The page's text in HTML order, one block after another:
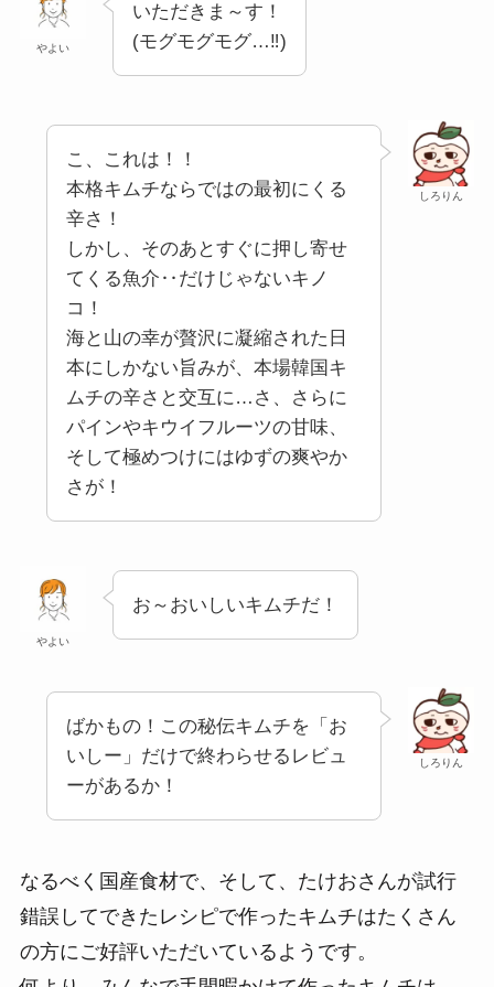
やよい
いただきま～す！
(モグモグモグ…‼)
しろりん
こ、これは！！
本格キムチならではの最初にくる
辛さ！
しかし、そのあとすぐに押し寄せ
てくる魚介‥だけじゃないキノ
コ！
海と山の幸が贅沢に凝縮された日
本にしかない旨みが、本場韓国キ
ムチの辛さと交互に…さ、さらに
パインやキウイフルーツの甘味、
そして極めつけにはゆずの爽やか
さが！
やよい
お～おいしいキムチだ！
しろりん
ばかもの！この秘伝キムチを「お
いしー」だけで終わらせるレビュ
ーがあるか！
なるべく国産食材で、そして、たけおさんが試行
錯誤してできたレシピで作ったキムチはたくさん
の方にご好評いただいているようです。